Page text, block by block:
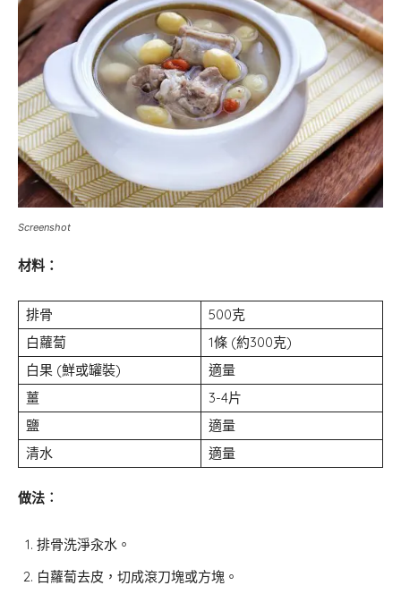
Screenshot
材料：
排骨
500克
白蘿蔔
1條 (約300克)
白果 (鮮或罐裝)
適量
薑
3-4片
鹽
適量
清水
適量
做法︰
排骨洗淨汆水。
白蘿蔔去皮，切成滾刀塊或方塊。